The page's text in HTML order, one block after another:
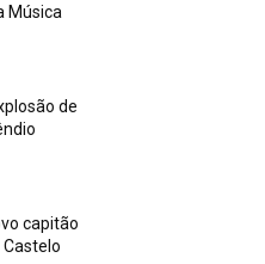
Música
de
capitão